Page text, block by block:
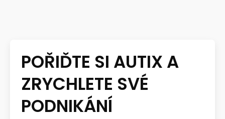
POŘIĎTE SI AUTIX A
ZRYCHLETE SVÉ
PODNIKÁNÍ